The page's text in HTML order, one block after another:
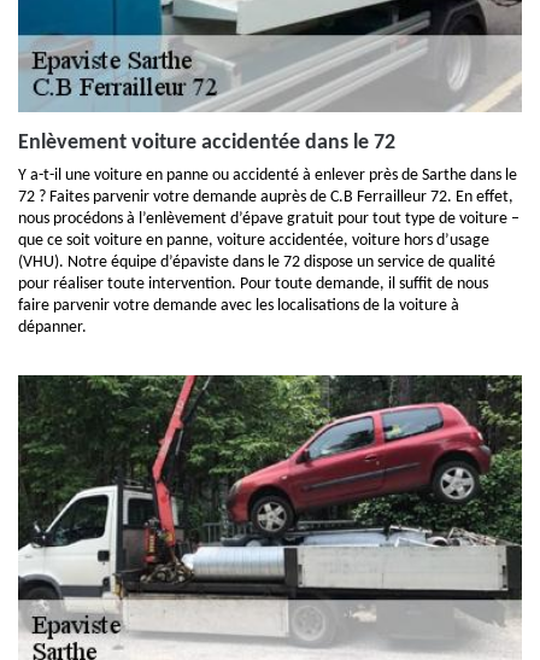
Enlèvement voiture accidentée dans le 72
Y a-t-il une voiture en panne ou accidenté à enlever près de Sarthe dans le
72 ? Faites parvenir votre demande auprès de C.B Ferrailleur 72. En effet,
nous procédons à l’enlèvement d’épave gratuit pour tout type de voiture –
que ce soit voiture en panne, voiture accidentée, voiture hors d’usage
(VHU). Notre équipe d’épaviste dans le 72 dispose un service de qualité
pour réaliser toute intervention. Pour toute demande, il suffit de nous
faire parvenir votre demande avec les localisations de la voiture à
dépanner.